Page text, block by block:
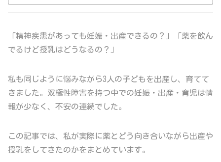
「精神疾患があっても妊娠・出産できるの？」「薬を飲ん
でるけど授乳はどうなるの？」
私も同じように悩みながら3人の子どもを出産し、育てて
きました。双極性障害を持つ中での妊娠・出産・育児は情
報が少なく、不安の連続でした。
この記事では、私が実際に薬とどう向き合いながら出産や
授乳をしてきたのかをまとめています。